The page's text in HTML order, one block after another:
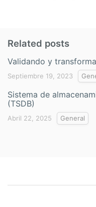
Related posts
Validando y
Septiembre 19, 2023
Sistema de
(TSDB)
Abril 22, 2025 General